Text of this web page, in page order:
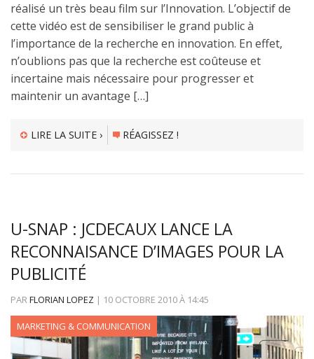
réalisé un très beau film sur l’Innovation. L’objectif de
cette vidéo est de sensibiliser le grand public à
l’importance de la recherche en innovation. En effet,
n’oublions pas que la recherche est coûteuse et
incertaine mais nécessaire pour progresser et
maintenir un avantage […]
LIRE LA SUITE › RÉAGISSEZ !
U-SNAP : JCDECAUX LANCE LA
RECONNAISANCE D’IMAGES POUR LA
PUBLICITÉ
PARFLORIAN LOPEZ | 10 OCTOBRE 2010À 14:45
MARKETING & COMMUNICATION